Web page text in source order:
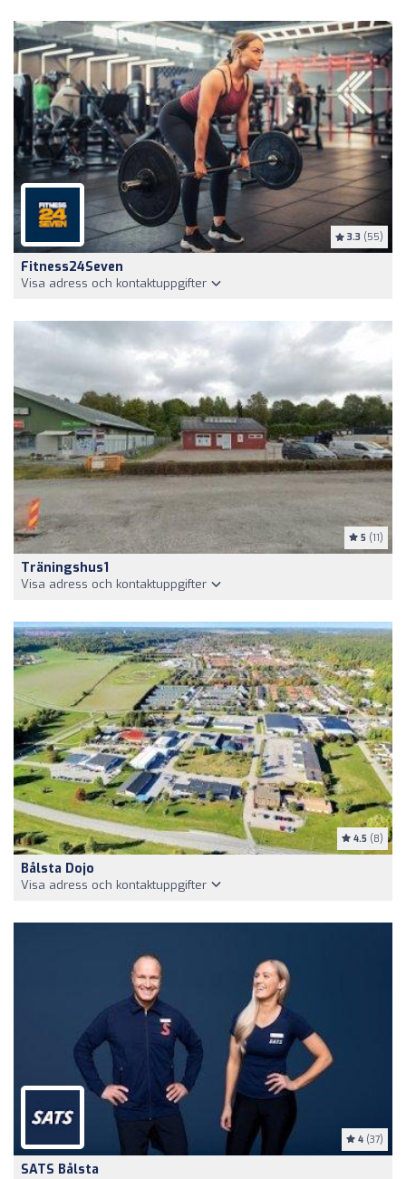
3.3 (55)
Fitness24Seven
Visa adress och kontaktuppgifter
5 (11)
Träningshus1
Visa adress och kontaktuppgifter
4.5 (8)
Bålsta Dojo
Visa adress och kontaktuppgifter
4 (37)
SATS Bålsta